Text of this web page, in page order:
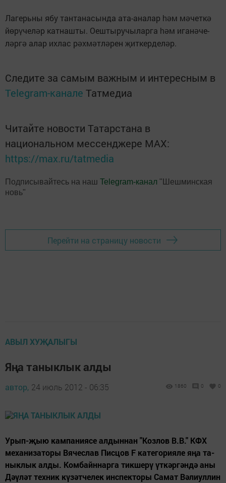
Ла­герь­ны ябу тан­та­на­сын­да ата-ана­лар һәм мә­чет­кә
йө­рү­че­ләр кат­наш­ты. Оеш­ты­ру­чы­лар­га һәм ига­нә­че­
ләр­гә алар их­лас рәх­мәт­лә­рен җит­кер­де­ләр.
Следите за самым важным и интересным в
Telegram-канале Татмедиа
Читайте новости Татарстана в
национальном мессенджере MАХ:
https://max.ru/tatmedia
Подписывайтесь на наш Telegram-канал "Шешминская
новь"
Перейти на страницу новости
АВЫЛ ХУҖАЛЫГЫ
Яңа таныклык алды
автор, 24 июль 2012 - 06:35 1860 0 0
Урып-җыю кам­па­ни­я­се ал­дын­нан "Коз­лов В.В." КФХ
ме­ха­ни­за­то­ры Вя­чес­лав Пис­цов F ка­те­го­ри­я­ле яңа та­
нык­лык ал­ды. Ко­мбайн­нар­га тик­ше­рү үт­кәр­гән­дә аны
Дәү­ләт тех­ник кү­зәт­че­лек инс­пек­то­ры Са­мат Вә­лиул­лин